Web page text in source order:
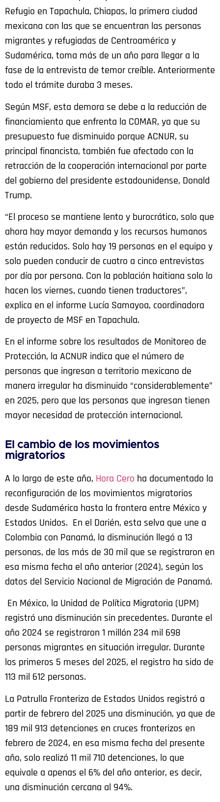
Refugio en Tapachula, Chiapas, la primera ciudad
mexicana con las que se encuentran las personas
migrantes y refugiadas de Centroamérica y
Sudamérica, toma más de un año para llegar a la
fase de la entrevista de temor creíble. Anteriormente
todo el trámite duraba 3 meses.
Según MSF, esta demora se debe a la reducción de
financiamiento que enfrenta la COMAR, ya que su
presupuesto fue disminuido porque ACNUR, su
principal financista, también fue afectado con la
retracción de la cooperación internacional por parte
del gobierno del presidente estadounidense, Donald
Trump.
“El proceso se mantiene lento y burocrático, solo que
ahora hay mayor demanda y los recursos humanos
están reducidos. Solo hay 19 personas en el equipo y
solo pueden conducir de cuatro a cinco entrevistas
por día por persona. Con la población haitiana solo lo
hacen los viernes, cuando tienen traductores”,
explica en el informe Lucía Samayoa, coordinadora
de proyecto de MSF en Tapachula.
En el informe sobre los resultados de Monitoreo de
Protección, la ACNUR indica que el número de
personas que ingresan a territorio mexicano de
manera irregular ha disminuido “considerablemente”
en 2025, pero que las personas que ingresan tienen
mayor necesidad de protección internacional.
El cambio de los movimientos
migratorios
A lo largo de este año, Hora Cero ha documentado la
reconfiguración de los movimientos migratorios
desde Sudamérica hasta la frontera entre México y
Estados Unidos. En el Darién, esta selva que une a
Colombia con Panamá, la disminución llegó a 13
personas, de las más de 30 mil que se registraron en
esa misma fecha el año anterior (2024), según los
datos del Servicio Nacional de Migración de Panamá.
En México, la Unidad de Política Migratoria (UPM)
registró una disminución sin precedentes. Durante el
año 2024 se registraron 1 millón 234 mil 698
personas migrantes en situación irregular. Durante
los primeros 5 meses del 2025, el registro ha sido de
113 mil 612 personas.
La Patrulla Fronteriza de Estados Unidos registró a
partir de febrero del 2025 una disminución, ya que de
189 mil 913 detenciones en cruces fronterizos en
febrero de 2024, en esa misma fecha del presente
año, solo realizó 11 mil 710 detenciones, lo que
equivale a apenas el 6% del año anterior, es decir,
una disminución cercana al 94%.